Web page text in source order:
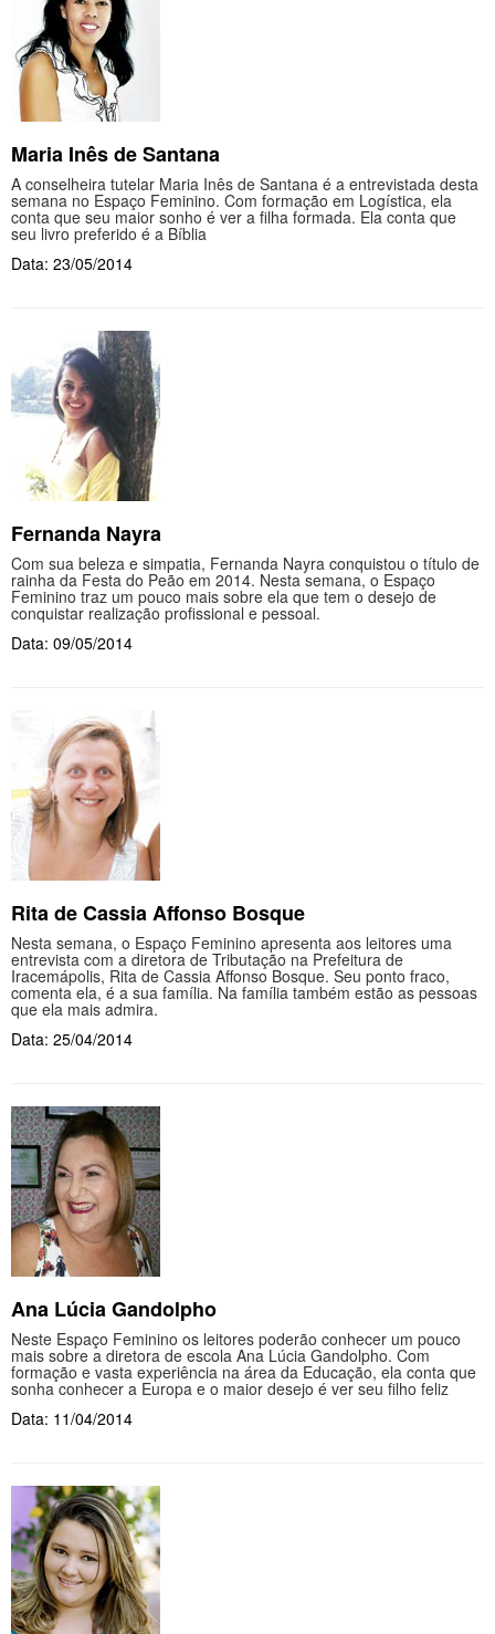
Maria Inês de Santana
A conselheira tutelar Maria Inês de Santana é a entrevistada desta
semana no Espaço Feminino. Com formação em Logística, ela
conta que seu maior sonho é ver a filha formada. Ela conta que
seu livro preferido é a Bíblia
Data: 23/05/2014
Fernanda Nayra
Com sua beleza e simpatia, Fernanda Nayra conquistou o título de
rainha da Festa do Peão em 2014. Nesta semana, o Espaço
Feminino traz um pouco mais sobre ela que tem o desejo de
conquistar realização profissional e pessoal.
Data: 09/05/2014
Rita de Cassia Affonso Bosque
Nesta semana, o Espaço Feminino apresenta aos leitores uma
entrevista com a diretora de Tributação na Prefeitura de
Iracemápolis, Rita de Cassia Affonso Bosque. Seu ponto fraco,
comenta ela, é a sua família. Na família também estão as pessoas
que ela mais admira.
Data: 25/04/2014
Ana Lúcia Gandolpho
Neste Espaço Feminino os leitores poderão conhecer um pouco
mais sobre a diretora de escola Ana Lúcia Gandolpho. Com
formação e vasta experiência na área da Educação, ela conta que
sonha conhecer a Europa e o maior desejo é ver seu filho feliz
Data: 11/04/2014